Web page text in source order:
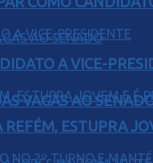
VAGAS AO
A VICE-
ESTUPRA